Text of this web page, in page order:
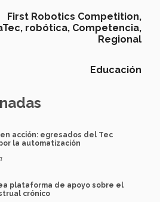
First Robotics Competition,
robótica, Competencia,
Regional
Educación
acción: egresados del Tec
la automatización
plataforma de apoyo sobre el
crónico